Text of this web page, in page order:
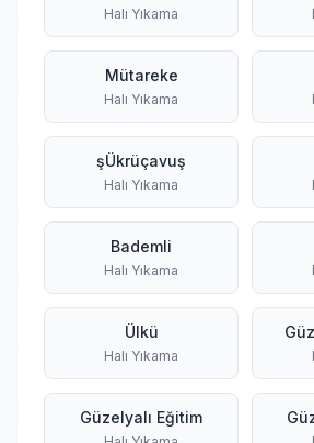
Halı Yıkama
Mütareke
Halı Yıkama
şÜkrüçavuş
Halı Yıkama
Bademli
Halı Yıkama
Ülkü
Halı Yıkama
Güzelyalı Eğitim